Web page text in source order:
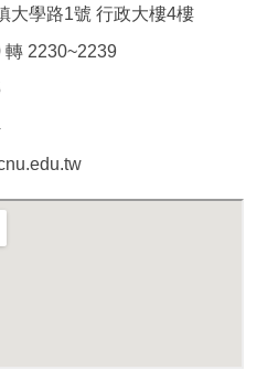
大學路1號 行政大樓4樓
2230~2239